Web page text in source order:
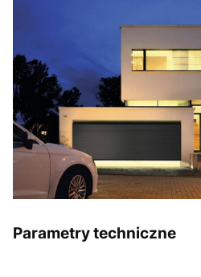
Parametry techniczne